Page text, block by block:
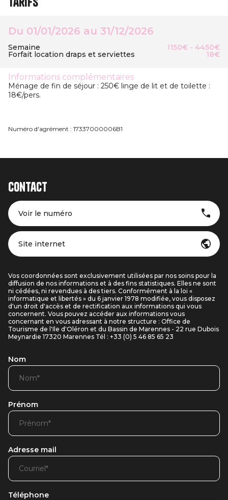
Du 01/01/2026 au 31/12/2026
Semaine 1150€ - 4450€
Forfait location draps et serviettes 18€
Informations complémentaires
Ménage de fin de séjour : 250€ linge de lit et de toilette :
18€/pers.
Numéro d'agrément : 17337000006B1
Contact
Voir le numéro
Site internet
Vos coordonnées sont exclusivement utilisées par nos soins pour la
diffusion de nos informations et à des fins statistiques. Elles ne sont
ni cédées, ni revendues à des tiers. Conformément à la loi «
informatique et libertés » du 6 janvier 1978 modifiée, vous disposez
d'un droit d'accès et de rectification aux informations qui vous
concernent. Vous pouvez accéder aux informations vous
concernant en vous adressant à notre structure : Office de
Tourisme de l'Ile d'Oléron et du Bassin de Marennes - 22 rue Dubois
Meynardie 17320 Marennes Tél : +33 (0) 5 46 85 65 23
Nom
Prénom
Adresse mail
Téléphone